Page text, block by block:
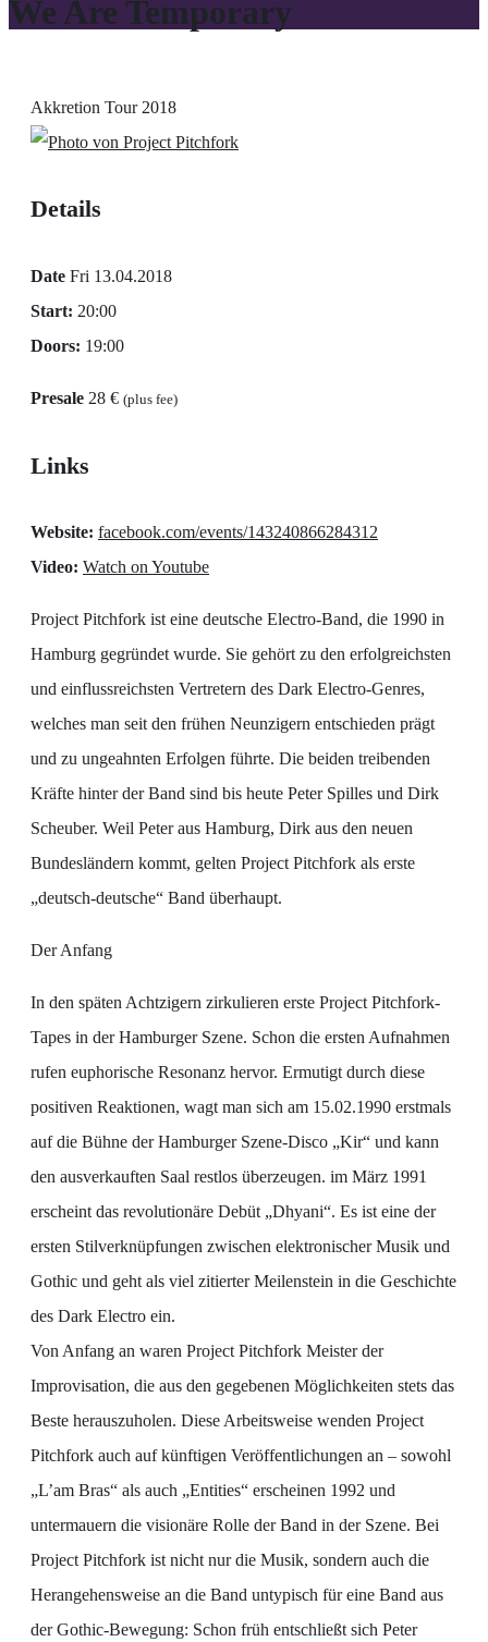
We Are Temporary
Akkretion Tour 2018
Details
Date Fri 13.04.2018
Start: 20:00
Doors: 19:00
Presale 28 € (plus fee)
Links
Website: facebook.com/events/143240866284312
Video: Watch on Youtube
Project Pitchfork ist eine deutsche Electro-Band, die 1990 in
Hamburg gegründet wurde. Sie gehört zu den erfolgreichsten
und einflussreichsten Vertretern des Dark Electro-Genres,
welches man seit den frühen Neunzigern entschieden prägt
und zu ungeahnten Erfolgen führte. Die beiden treibenden
Kräfte hinter der Band sind bis heute Peter Spilles und Dirk
Scheuber. Weil Peter aus Hamburg, Dirk aus den neuen
Bundesländern kommt, gelten Project Pitchfork als erste
„deutsch-deutsche“ Band überhaupt.
Der Anfang
In den späten Achtzigern zirkulieren erste Project Pitchfork-
Tapes in der Hamburger Szene. Schon die ersten Aufnahmen
rufen euphorische Resonanz hervor. Ermutigt durch diese
positiven Reaktionen, wagt man sich am 15.02.1990 erstmals
auf die Bühne der Hamburger Szene-Disco „Kir“ und kann
den ausverkauften Saal restlos überzeugen. im März 1991
erscheint das revolutionäre Debüt „Dhyani“. Es ist eine der
ersten Stilverknüpfungen zwischen elektronischer Musik und
Gothic und geht als viel zitierter Meilenstein in die Geschichte
des Dark Electro ein.
Von Anfang an waren Project Pitchfork Meister der
Improvisation, die aus den gegebenen Möglichkeiten stets das
Beste herauszuholen. Diese Arbeitsweise wenden Project
Pitchfork auch auf künftigen Veröffentlichungen an – sowohl
„L’am Bras“ als auch „Entities“ erscheinen 1992 und
untermauern die visionäre Rolle der Band in der Szene. Bei
Project Pitchfork ist nicht nur die Musik, sondern auch die
Herangehensweise an die Band untypisch für eine Band aus
der Gothic-Bewegung: Schon früh entschließt sich Peter